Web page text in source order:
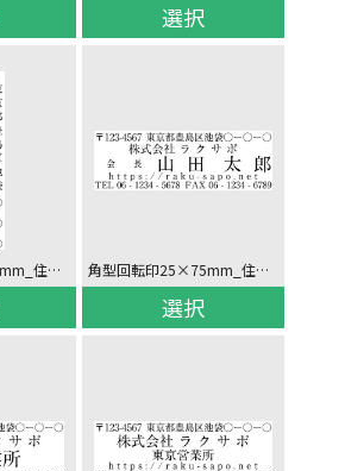
選択
角型回転印25×75mm_住所/社名/役職氏名/電話_タテ 角型回転印25×75mm_住所/社名/役職氏名/汎用/電話_ヨコ
選択